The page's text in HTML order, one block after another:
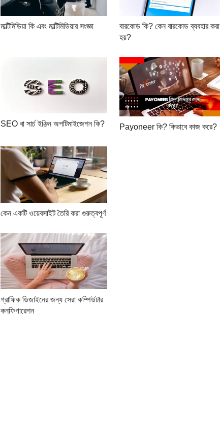
মাল্টিমিডিয়া কি এবং মাল্টিমিডিয়ার সংজ্ঞা
বারকোড কি? কেন বারকোড ব্যবহার করা
হয়?
SEO বা সার্চ ইঞ্জিন অপটিমাইজেশন কি? Payoneer কি? কিভাবে কাজ করে?
কেন একটি ওয়েবসাইট তৈরি করা গুরুত্বপূর্ণ
গ্রাফিক ডিজাইনের জন্য সেরা কম্পিউটার
কনফিগারেশন